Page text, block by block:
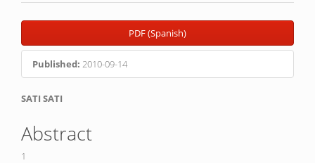
Article
Sidebar
PDF (Spanish)
Published: 2010-09-14
Main
Article
Content
SATI SATI
Abstract
1